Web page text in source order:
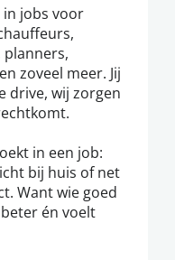
in jobs voor
zoveel meer. Jij
drive, wij zorgen
in een job:
bij huis of net
Want wie goed
én voelt